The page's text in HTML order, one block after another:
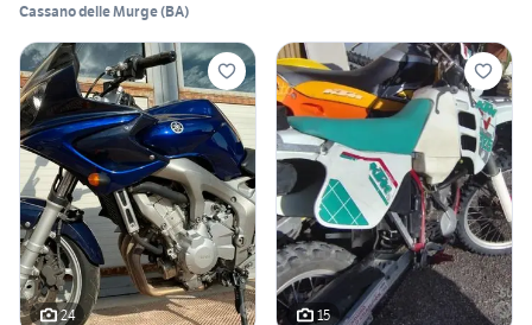
Cassano delle Murge(BA)
24 15